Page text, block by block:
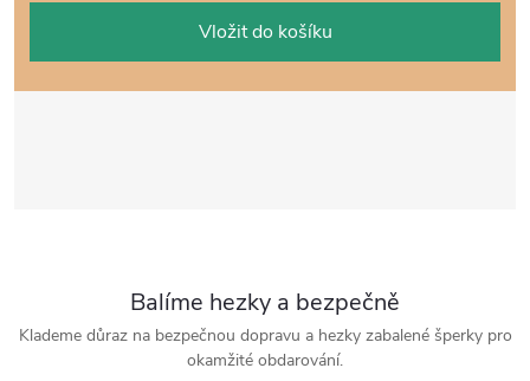
Vložit do košíku
Balíme hezky a bezpečně
Klademe důraz na bezpečnou dopravu a hezky zabalené šperky pro
okamžité obdarování.